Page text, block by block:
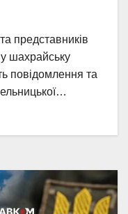
представників
шахрайську
повідомлення та